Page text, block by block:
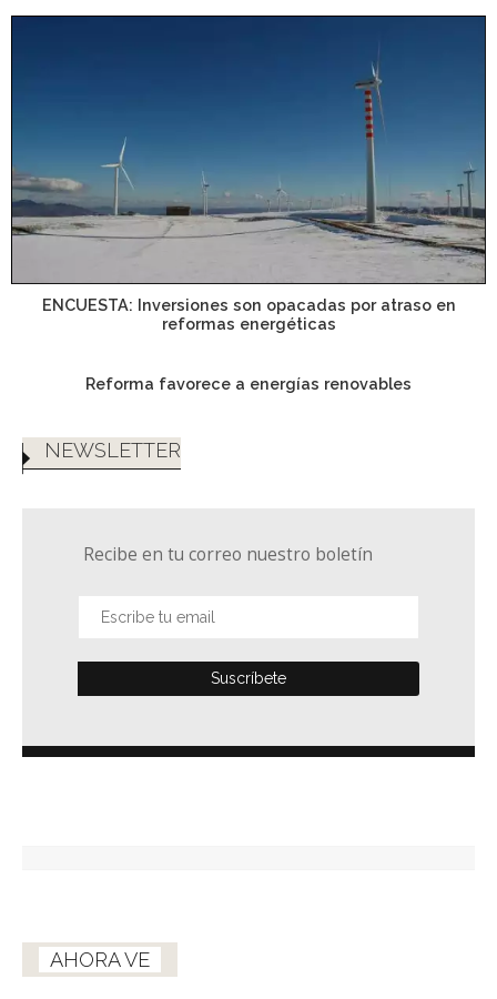
ENCUESTA: Inversiones son opacadas por atraso en
reformas energéticas
Reforma favorece a energías renovables
NEWSLETTER
Recibe en tu correo nuestro boletín
AHORA VE